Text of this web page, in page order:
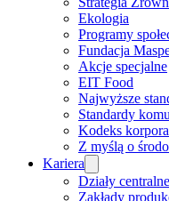
Ekologia
Programy
Fundacja
Akcje specjalne
EIT Food
Najwyższe
Standardy
Kodeks
Z myślą o
Kariera
Działy centralne
Zakłady